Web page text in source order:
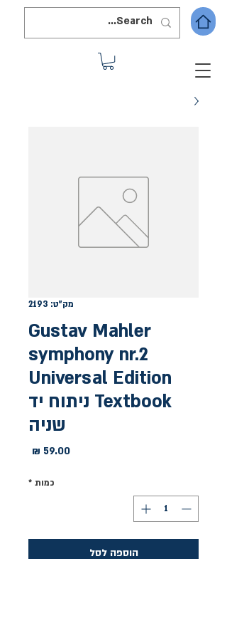
מק"ט: 2193
Gustav Mahler
symphony nr.2
Universal Edition
Textbook ניתוח יד
שניה
כמות *
הוספה לסל